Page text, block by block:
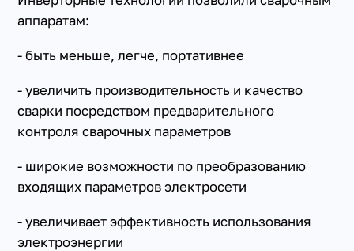
аппаратам:
- быть меньше, легче, портативнее
- увеличить производительность и качество
сварки посредством предварительного
контроля сварочных параметров
- широкие возможности по преобразованию
входящих параметров электросети
- увеличивает эффективность использования
электроэнергии